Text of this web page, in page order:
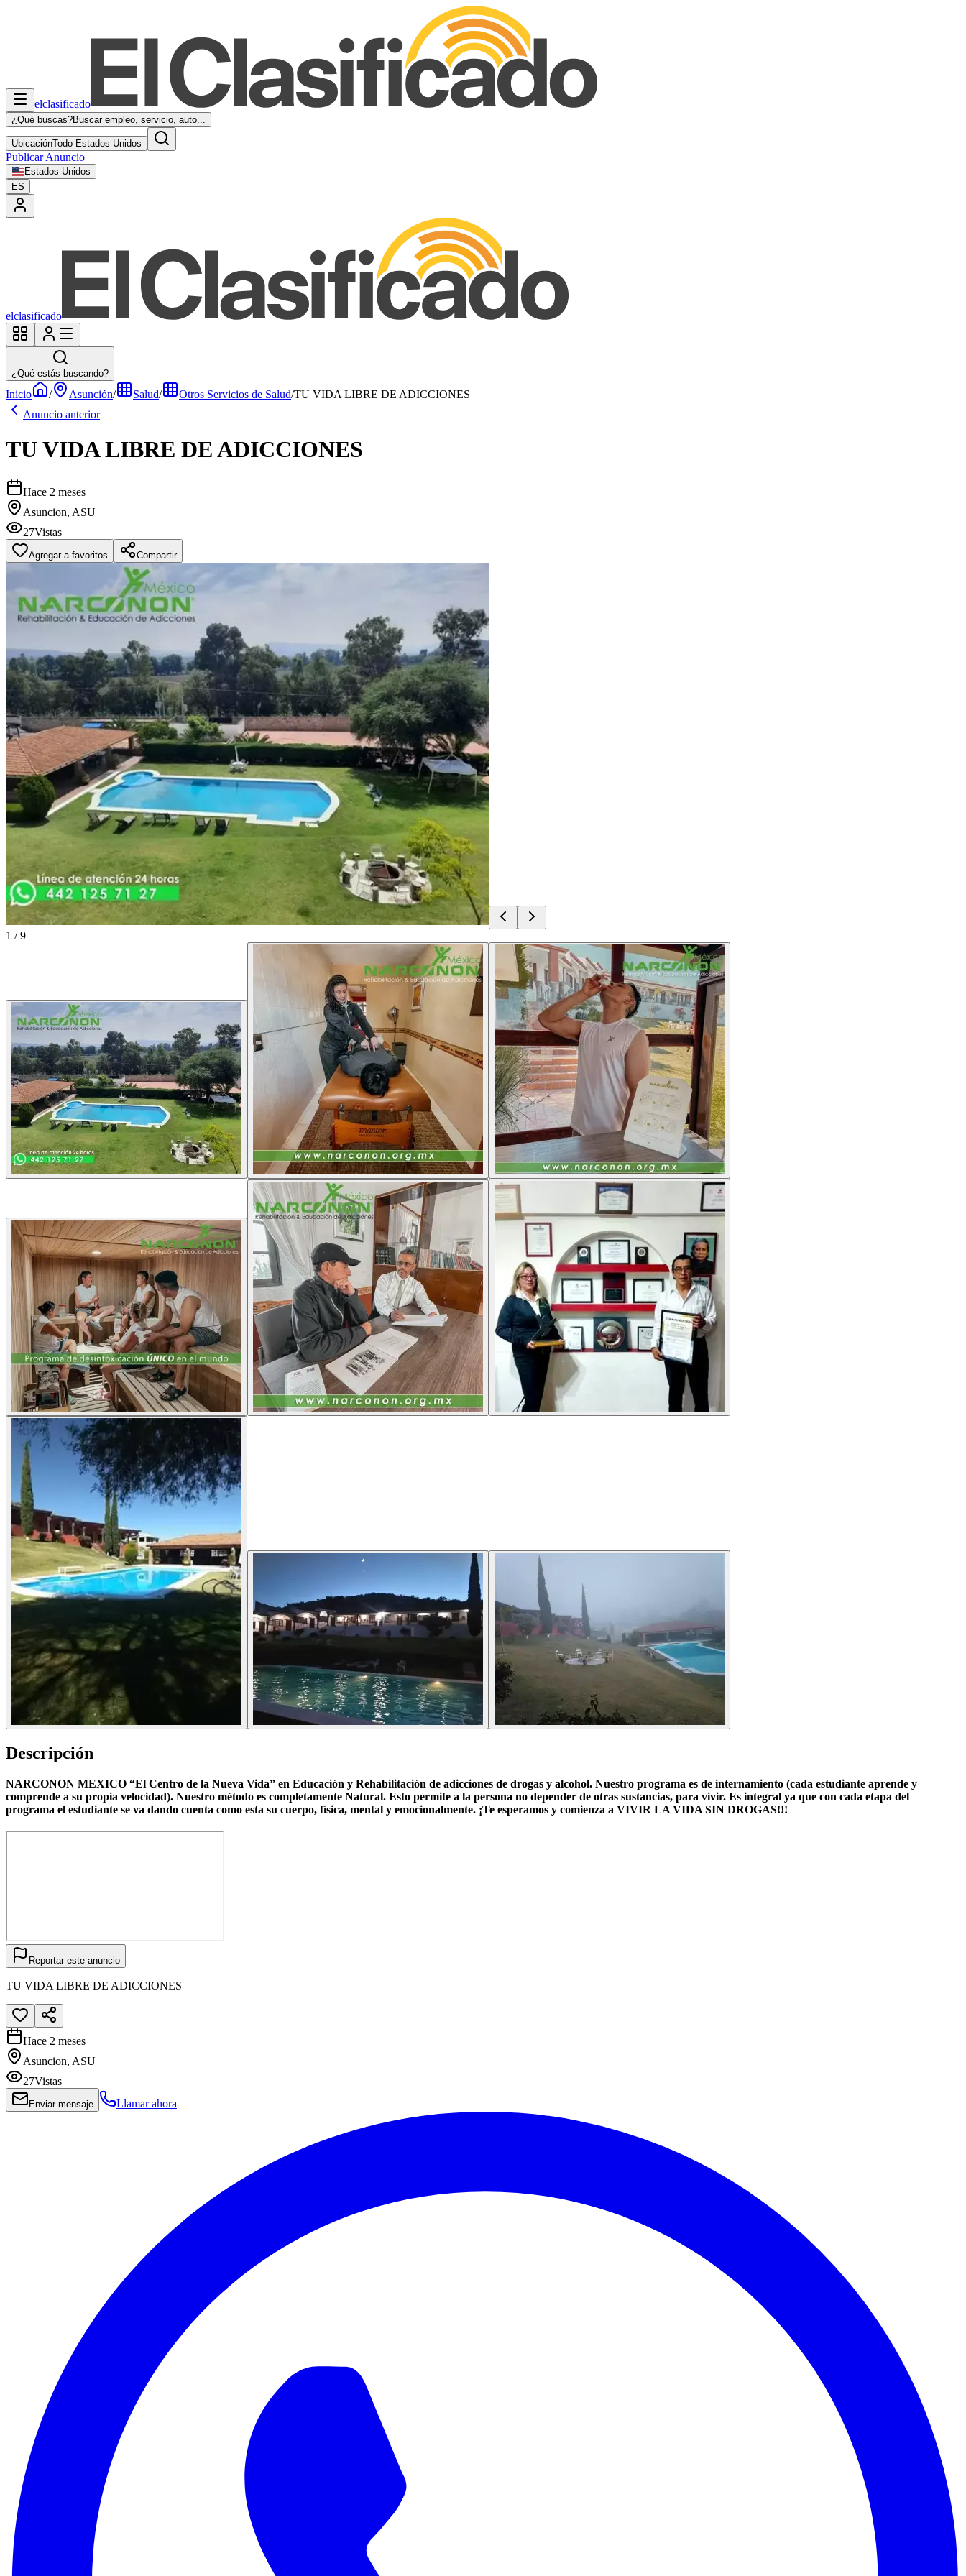
elclasificado
¿Qué buscas?Buscar empleo, servicio, auto...
UbicaciónTodo Estados Unidos
Publicar Anuncio
Estados Unidos
ES
elclasificado
¿Qué estás buscando?
Inicio / Asunción/ Salud/ Otros Servicios de Salud/TU VIDA LIBRE DE ADICCIONES
Anuncio anterior
TU VIDA LIBRE DE ADICCIONES
Hace 2 meses
Asuncion, ASU
27Vistas
Agregar a favoritos Compartir
1 /9
Descripción
NARCONON MEXICO “El Centro de la Nueva Vida” en Educación y Rehabilitación de adicciones de drogas y alcohol. Nuestro programa es de internamiento (cada estudiante aprende y
comprende a su propia velocidad). Nuestro método es completamente Natural. Esto permite a la persona no depender de otras sustancias, para vivir. Es integral ya que con cada etapa del
programa el estudiante se va dando cuenta como esta su cuerpo, física, mental y emocionalmente. ¡Te esperamos y comienza a VIVIR LA VIDA SIN DROGAS!!!
Reportar este anuncio
TU VIDA LIBRE DE ADICCIONES
Hace 2 meses
Asuncion, ASU
27Vistas
Enviar mensaje Llamar ahora